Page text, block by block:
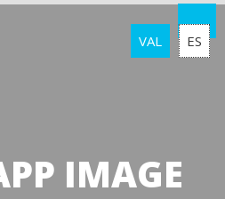
VAL ES
IMAGE